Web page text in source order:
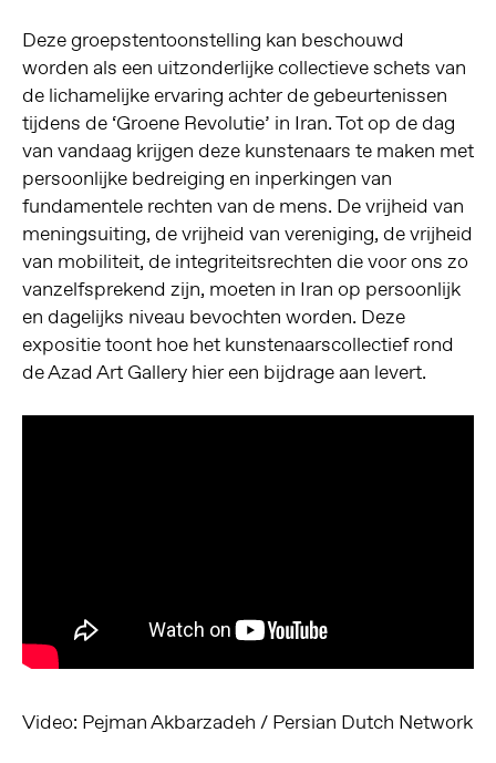
Deze groepstentoonstelling kan beschouwd
worden als een uitzonderlijke collectieve schets van
de lichamelijke ervaring achter de gebeurtenissen
tijdens de ‘Groene Revolutie’ in Iran. Tot op de dag
van vandaag krijgen deze kunstenaars te maken met
persoonlijke bedreiging en inperkingen van
fundamentele rechten van de mens. De vrijheid van
meningsuiting, de vrijheid van vereniging, de vrijheid
van mobiliteit, de integriteitsrechten die voor ons zo
vanzelfsprekend zijn, moeten in Iran op persoonlijk
en dagelijks niveau bevochten worden. Deze
expositie toont hoe het kunstenaarscollectief rond
de Azad Art Gallery hier een bijdrage aan levert.
Video: Pejman Akbarzadeh / Persian Dutch Network